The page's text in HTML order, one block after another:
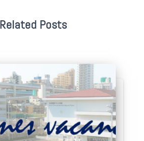
Related Posts